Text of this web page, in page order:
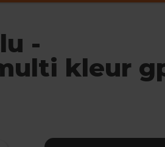
-
kleur